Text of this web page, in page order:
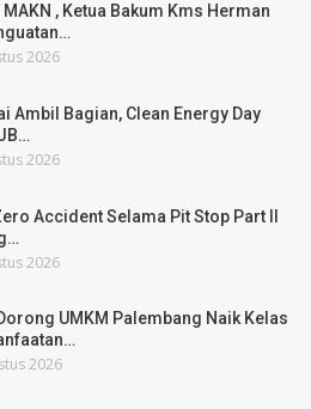
, Ketua Bakum Kms Herman
2026
Ambil Bagian, Clean Energy Day
2026
Accident Selama Pit Stop Part II
2026
UMKM Palembang Naik Kelas
2026